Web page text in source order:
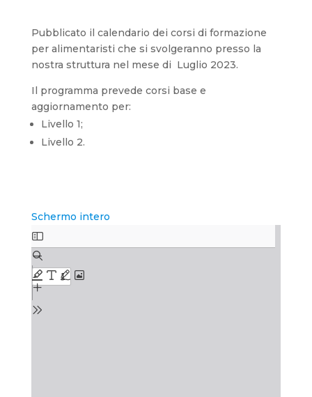
Pubblicato il calendario dei corsi di formazione
per alimentaristi che si svolgeranno presso la
nostra struttura nel mese di Luglio 2023.
Il programma prevede corsi base e
aggiornamento per:
Livello 1;
Livello 2.
Schermo intero
Skip
to
PDF
content